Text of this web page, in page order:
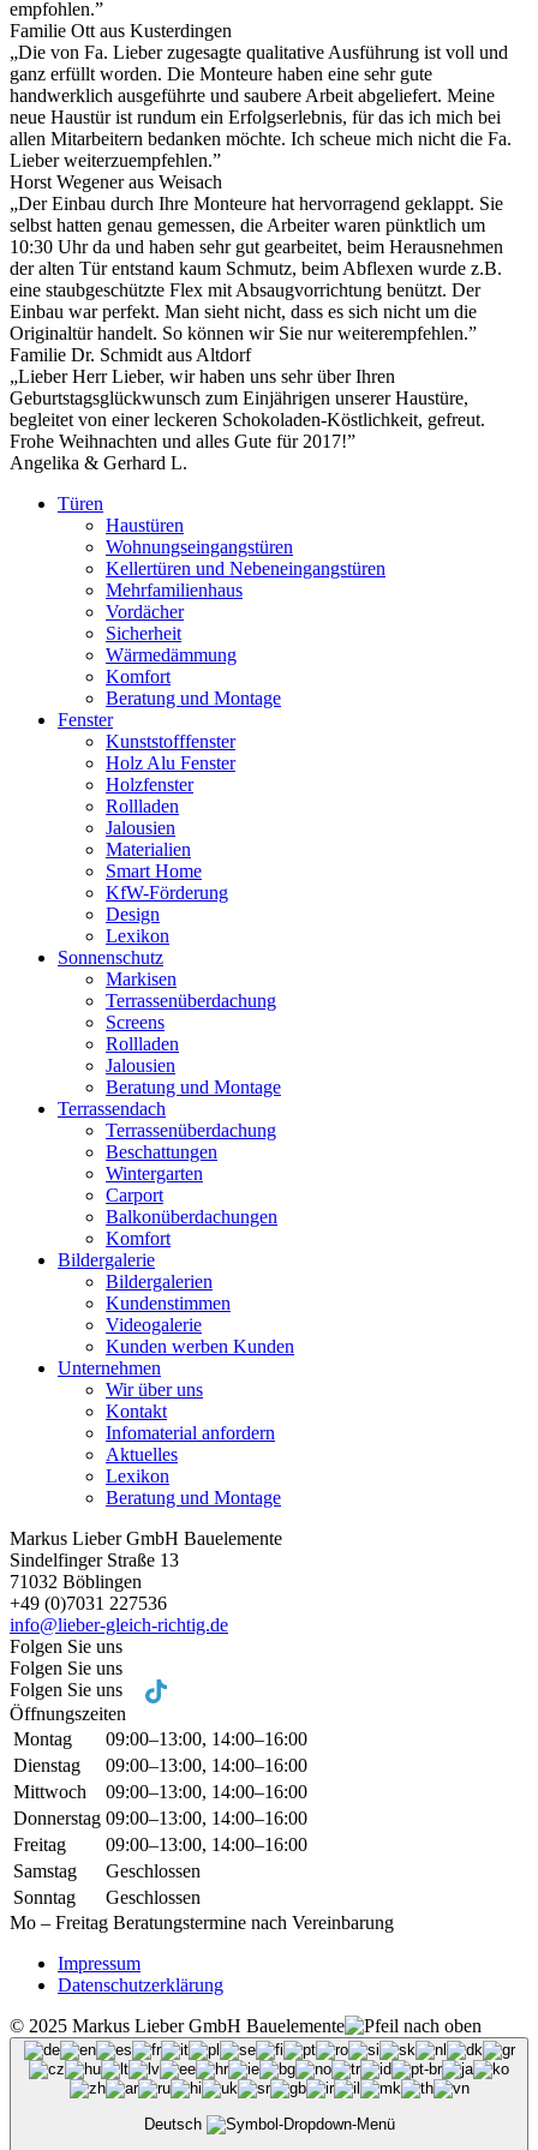
empfohlen.”
Familie Ott aus Kusterdingen
„Die von Fa. Lieber zugesagte qualitative Ausführung ist voll und
ganz erfüllt worden. Die Monteure haben eine sehr gute
handwerklich ausgeführte und saubere Arbeit abgeliefert. Meine
neue Haustür ist rundum ein Erfolgserlebnis, für das ich mich bei
allen Mitarbeitern bedanken möchte. Ich scheue mich nicht die Fa.
Lieber weiterzuempfehlen.”
Horst Wegener aus Weisach
„Der Einbau durch Ihre Monteure hat hervorragend geklappt. Sie
selbst hatten genau gemessen, die Arbeiter waren pünktlich um
10:30 Uhr da und haben sehr gut gearbeitet, beim Herausnehmen
der alten Tür entstand kaum Schmutz, beim Abflexen wurde z.B.
eine staubgeschützte Flex mit Absaugvorrichtung benützt. Der
Einbau war perfekt. Man sieht nicht, dass es sich nicht um die
Originaltür handelt. So können wir Sie nur weiterempfehlen.”
Familie Dr. Schmidt aus Altdorf
„Lieber Herr Lieber, wir haben uns sehr über Ihren
Geburtstagsglückwunsch zum Einjährigen unserer Haustüre,
begleitet von einer leckeren Schokoladen-Köstlichkeit, gefreut.
Frohe Weihnachten und alles Gute für 2017!”
Angelika & Gerhard L.
Türen
Haustüren
Wohnungseingangs­türen
Kellertüren und Nebeneingangstüren
Mehrfamilienhaus
Vordächer
Sicherheit
Wärmedämmung
Komfort
Beratung und Montage
Fenster
Kunststofffenster
Holz Alu Fenster
Holzfenster
Rollladen
Jalousien
Materialien
Smart Home
KfW-Förderung
Design
Lexikon
Sonnenschutz
Markisen
Terrassenüberdachung
Screens
Rollladen
Jalousien
Beratung und Montage
Terrassendach
Terrassenüberdachung
Beschattungen
Wintergarten
Carport
Balkonüberdachungen
Komfort
Bildergalerie
Bildergalerien
Kundenstimmen
Videogalerie
Kunden werben Kunden
Unternehmen
Wir über uns
Kontakt
Infomaterial anfordern
Aktuelles
Lexikon
Beratung und Montage
Markus Lieber GmbH Bauelemente
Sindelfinger Straße 13
71032 Böblingen
+49 (0)7031 227536
info@lieber-gleich-richtig.de
Folgen Sie uns
Folgen Sie uns
Folgen Sie uns
Öffnungszeiten
Montag
09:00–13:00, 14:00–16:00
Dienstag
09:00–13:00, 14:00–16:00
Mittwoch
09:00–13:00, 14:00–16:00
Donnerstag 09:00–13:00, 14:00–16:00
Freitag
09:00–13:00, 14:00–16:00
Samstag
Geschlossen
Sonntag
Geschlossen
Mo – Freitag Beratungstermine nach Vereinbarung
Impressum
Datenschutzerklärung
© 2025 Markus Lieber GmbH Bauelemente
Deutsch